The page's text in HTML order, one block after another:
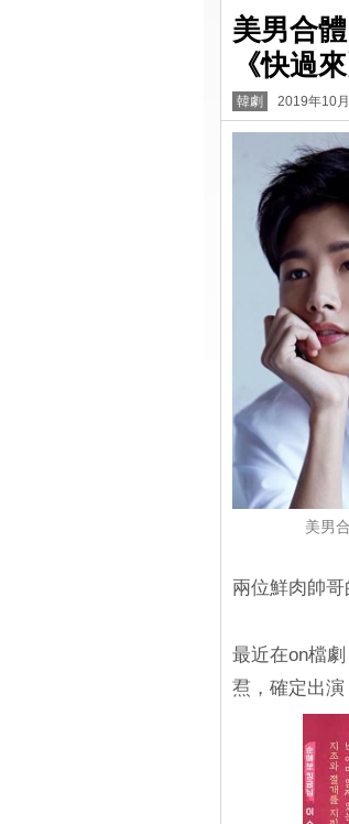
美男合
《快過
韓劇 2019年10
美男
兩位鮮肉帥
最近在on檔
焄，確定出演